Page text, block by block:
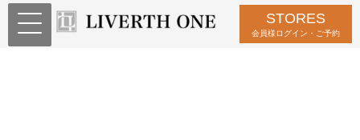
STORES
会員様ログイン・ご予約